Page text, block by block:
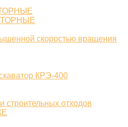
скоростью вращения
КРЭ-400
строительных отходов